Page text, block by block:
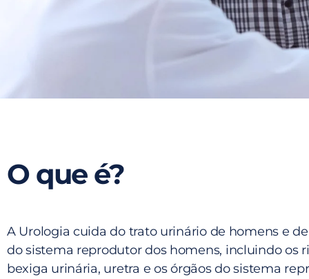
O que é?
A Urologia cuida do trato urinário de homens e
do sistema reprodutor dos homens, incluindo os
bexiga urinária, uretra e os órgãos do sistema